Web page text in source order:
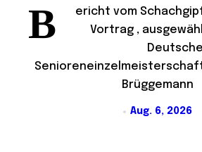
B
ericht vom
Vortrag ,
Deutsche
Brüggemann
Aug. 6, 2026